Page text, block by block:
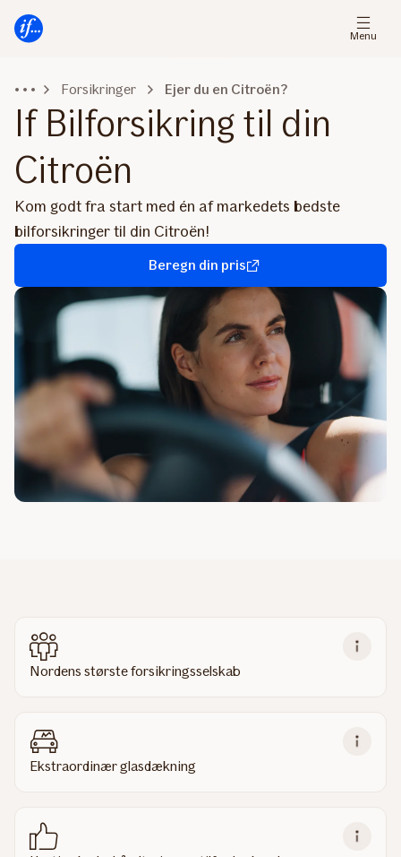
Menu
Forsikringer Ejer du en Citroën?
If Bilforsikring til din
Citroën
Kom godt fra start med én af markedets bedste
bilforsikringer til din Citroën!
Beregn din pris
Nordens største forsikringsselskab
Ekstraordinær glasdækning